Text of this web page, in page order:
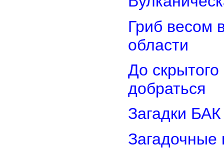
Гриб весом
области
До
добраться
Загадки
Загадочные